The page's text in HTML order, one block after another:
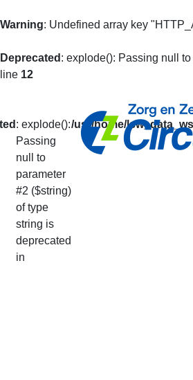
Warning: Undefined array key
Deprecated : explode(): Passing null
line 12
: explode():
Passing
null to
parameter
#2 ($string)
of type
string is
deprecated
in
/usr/home/